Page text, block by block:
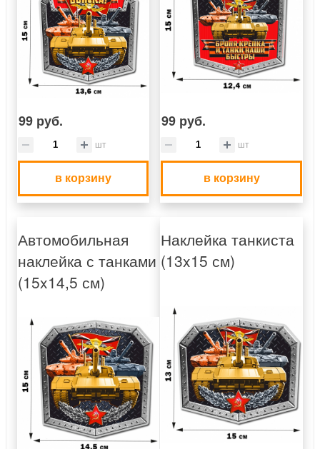
99 руб.
шт
в корзину
99 руб.
шт
в корзину
Автомобильная
наклейка с танками
(15x14,5 см)
Наклейка танкиста
(13x15 см)